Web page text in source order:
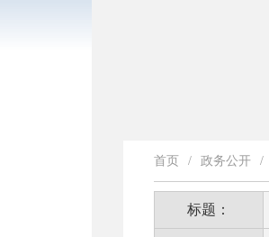
首页 / 政务公开 /
标题：